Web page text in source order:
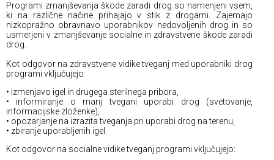
Programi zmanjševanja škode zaradi drog so namenjeni vsem,
ki na različne načine prihajajo v stik z drogami. Zajemajo
nizkopražno obravnavo uporabnikov nedovoljenih drog in so
usmerjeni v zmanjševanje socialne in zdravstvene škode zaradi
drog.
Kot odgovor na zdravstvene vidike tveganj med uporabniki drog
programi vključujejo:
• izmenjavo igel in drugega sterilnega pribora,
• informiranje o manj tvegani uporabi drog (svetovanje,
informacijske zloženke),
• opozarjanje na izrazita tveganja pri uporabi drog na terenu,
• zbiranje uporabljenih igel.
Kot odgovor na socialne vidike tveganj programi vključujejo: